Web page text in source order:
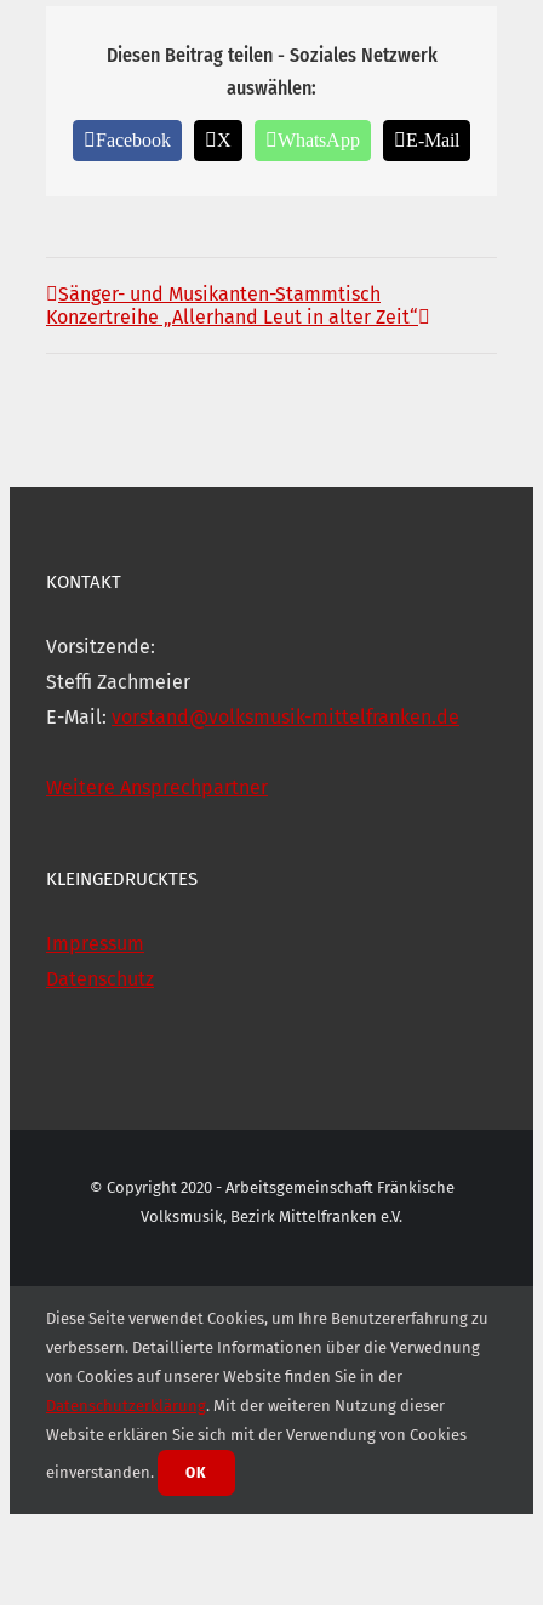
Diesen Beitrag teilen - Soziales Netzwerk
auswählen:
Facebook X WhatsApp E-Mail
Sänger- und Musikanten-Stammtisch
Konzertreihe „Allerhand Leut in alter Zeit“
KONTAKT
Vorsitzende:
Steffi Zachmeier
E-Mail: vorstand@volksmusik-mittelfranken.de
Weitere Ansprechpartner
KLEINGEDRUCKTES
Impressum
Datenschutz
© Copyright 2020 - Arbeitsgemeinschaft Fränkische
Volksmusik, Bezirk Mittelfranken e.V.
Diese Seite verwendet Cookies, um Ihre Benutzererfahrung zu
verbessern. Detaillierte Informationen über die Verwednung
von Cookies auf unserer Website finden Sie in der
Datenschutzerklärung. Mit der weiteren Nutzung dieser
Website erklären Sie sich mit der Verwendung von Cookies
einverstanden. OK